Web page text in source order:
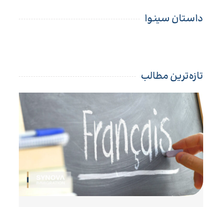
داستان سینوا
تازه‌ترین مطالب